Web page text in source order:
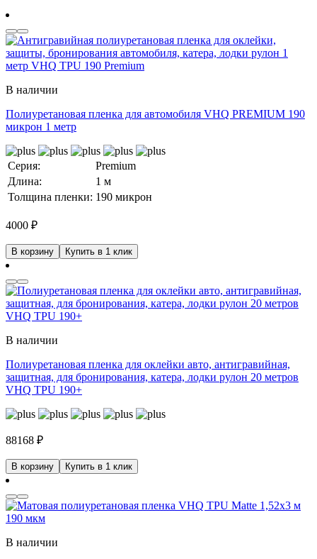
В наличии
Полиуретановая пленка для автомобиля VHQ PREMIUM 190
микрон 1 метр
Серия:
Premium
Длина:
1 м
Толщина пленки: 190 микрон
4000 ₽
В корзину Купить в 1 клик
В наличии
Полиуретановая пленка для оклейки авто, антигравийная,
защитная, для бронирования, катера, лодки рулон 20 метров
VHQ TPU 190+
88168 ₽
В корзину Купить в 1 клик
В наличии